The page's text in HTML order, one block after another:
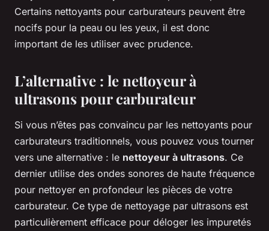
Certains nettoyants pour carburateurs peuvent être
nocifs pour la peau ou les yeux, il est donc
important de les utiliser avec prudence.
L’alternative : le nettoyeur à
ultrasons pour carburateur
Si vous n’êtes pas convaincu par les nettoyants pour
carburateurs traditionnels, vous pouvez vous tourner
vers une alternative : le nettoyeur à ultrasons. Ce
dernier utilise des ondes sonores de haute fréquence
pour nettoyer en profondeur les pièces de votre
carburateur. Ce type de nettoyage par ultrasons est
particulièrement efficace pour déloger les impuretés